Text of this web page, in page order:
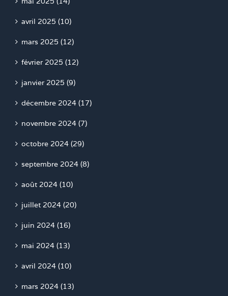
avril 2025 (10)
mars 2025 (12)
février 2025 (12)
janvier 2025 (9)
décembre 2024 (17)
novembre 2024 (7)
octobre 2024 (29)
septembre 2024 (8)
août 2024 (10)
juillet 2024 (20)
juin 2024 (16)
mai 2024 (13)
avril 2024 (10)
mars 2024 (13)